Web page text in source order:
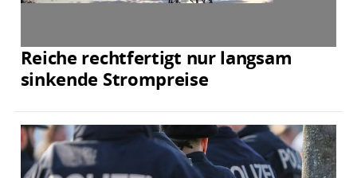
Reiche rechtfertigt nur langsam
sinkende Strompreise